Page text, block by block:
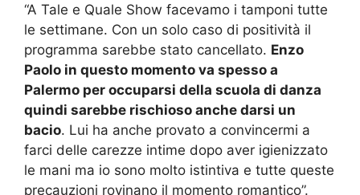
“A Tale e Quale Show facevamo i tamponi tutte
le settimane. Con un solo caso di positività il
programma sarebbe stato cancellato. Enzo
Paolo in questo momento va spesso a
Palermo per occuparsi della scuola di danza
quindi sarebbe rischioso anche darsi un
bacio. Lui ha anche provato a convincermi a
farci delle carezze intime dopo aver igienizzato
le mani ma io sono molto istintiva e tutte queste
precauzioni rovinano il momento romantico”.